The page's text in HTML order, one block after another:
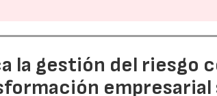
la gestión del riesgo